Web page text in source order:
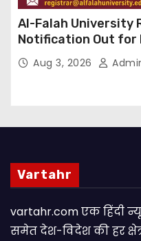
Al-Falah University
Notification Out for
Supporting Staff
Aug 3, 2026
Vartahr
vartahr.com एक हिंदी
समेत देश-विदेश की हर